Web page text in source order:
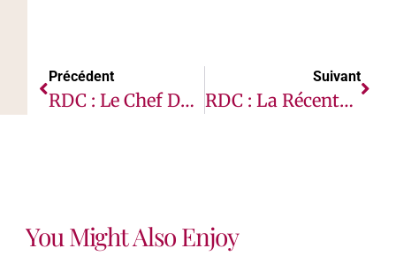
Précédent
RDC : Le Chef Du HCR Préoccupé Par La Situation Humanitaire À L’Est
Suivant
RDC : La Récente Flambée De Violence Dans La Province De L’Ituri Aggrave La Situation Déjà Désespérée Des Enfants (UNICEF)
You Might Also Enjoy